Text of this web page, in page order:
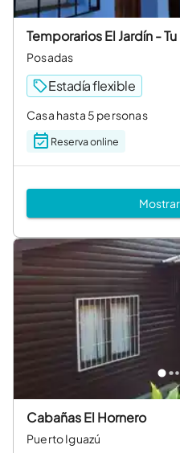
Temporarios El Jardín -
Posadas
Estadía flexible
Casa hasta 5 personas
Reserva online
Cabañas El Hornero
Puerto Iguazú